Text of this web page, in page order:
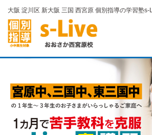
大阪 淀川区 新大阪 三国 西宮原 個別指導の学習塾s-